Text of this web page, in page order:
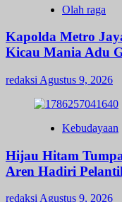
Olah raga
Kapolda Metro
Kicau Mania Adu
redaksi Agustus 9, 2026
Kebudayaan
Hijau Hitam
Aren Hadiri
redaksi Agustus 9, 2026